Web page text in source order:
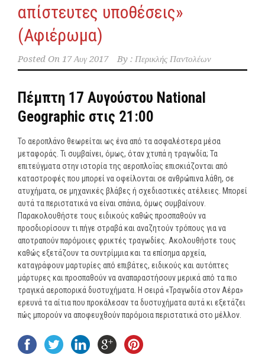
απίστευτες υποθέσεις»
(Αφιέρωμα)
Posted On 17 Αυγ 2017 By : Περικλής Παντολέων
Πέμπτη 17 Αυγούστου National
Geographic στις 21:00
Το αεροπλάνο θεωρείται ως ένα από τα ασφαλέστερα μέσα
μεταφοράς. Τι συμβαίνει, όμως, όταν χτυπά η τραγωδία; Τα
επιτεύγματα στην ιστορία της αεροπλοΐας επισκιάζονται από
καταστροφές που μπορεί να οφείλονται σε ανθρώπινα λάθη, σε
ατυχήματα, σε μηχανικές βλάβες ή σχεδιαστικές ατέλειες. Μπορεί
αυτά τα περιστατικά να είναι σπάνια, όμως συμβαίνουν.
Παρακολουθήστε τους ειδικούς καθώς προσπαθούν να
προσδιορίσουν τι πήγε στραβά και αναζητούν τρόπους για να
αποτραπούν παρόμοιες φρικτές τραγωδίες. Ακολουθήστε τους
καθώς εξετάζουν τα συντρίμμια και τα επίσημα αρχεία,
καταγράφουν μαρτυρίες από επιβάτες, ειδικούς και αυτόπτες
μάρτυρες και προσπαθούν να αναπαραστήσουν μερικά από τα πιο
τραγικά αεροπορικά δυστυχήματα. Η σειρά «Τραγωδία στον Αέρα»
ερευνά τα αίτια που προκάλεσαν τα δυστυχήματα αυτά κι εξετάζει
πώς μπορούν να αποφευχθούν παρόμοια περιστατικά στο μέλλον.